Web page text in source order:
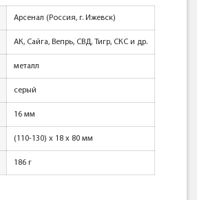
Арсенал (Россия, г. Ижевск)
АК, Сайга, Вепрь, СВД, Тигр, СКС и др.
металл
серый
16 мм
(110-130) x 18 x 80 мм
186 г